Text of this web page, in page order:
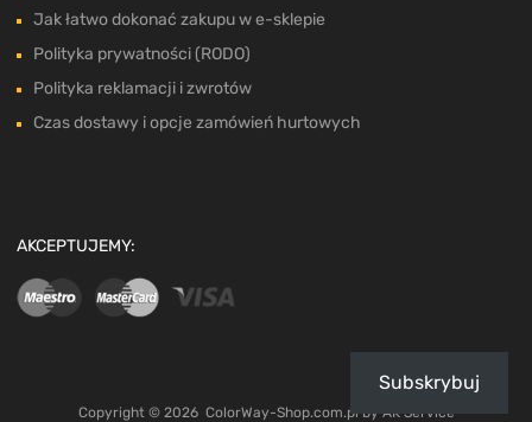
Jak łatwo dokonać zakupu w e-sklepie
Polityka prywatności (RODO)
Polityka reklamacji i zwrotów
Czas dostawy i opcje zamówień hurtowych
AKCEPTUJEMY:
Copyright © 2026 ColorWay-Shop.com.pl byAK Service
Subskrybuj